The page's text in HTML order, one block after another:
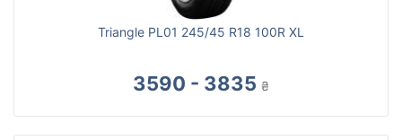
Triangle PL01 245/45 R18 100R XL
3590 - 3835 ₴